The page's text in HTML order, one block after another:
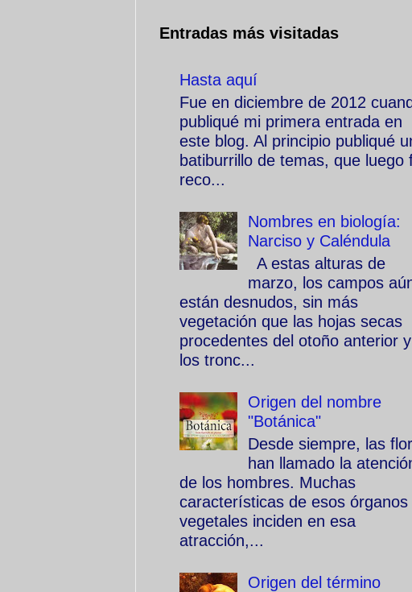
Entradas más visitadas
Hasta aquí
Fue en diciembre de 2012
publiqué mi primera entrada en
este blog. Al principio publiqué
batiburrillo de temas, que luego
reco...
Nombres en biología:
Narciso y Caléndula
A estas alturas de
marzo, los campos
están desnudos, sin más
vegetación que las hojas secas
procedentes del otoño anterior y
los tronc...
Origen del nombre
"Botánica"
Desde siempre, las
han llamado la
de los hombres. Muchas
características de esos órganos
vegetales inciden en esa
atracción,...
Origen del término